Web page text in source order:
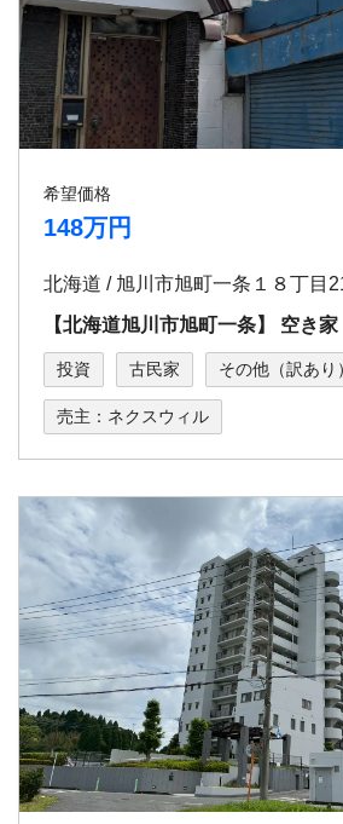
希望価格
148万円
北海道 / 旭川市旭町⼀条１８丁⽬
【北海道旭川市旭町⼀条】 空き家
投資 古民家 その他（訳あり）
売主：ネクスウィル